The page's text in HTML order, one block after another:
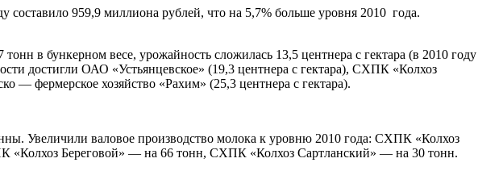
составило 959,9 миллиона рублей, что на 5,7% больше уровня 2010 года.
в бункерном весе, урожайность сложилась 13,5 центнера с гектара (в 2010 году
достигли ОАО «Устьянцевское» (19,3 центнера с гектара), СХПК «Колхоз
— фермерское хозяйство «Рахим» (25,3 центнера с гектара).
Увеличили валовое производство молока к уровню 2010 года: СХПК «Колхоз
Береговой» — на 66 тонн, СХПК «Колхоз Сартланский» — на 30 тонн.